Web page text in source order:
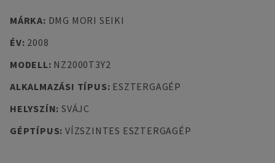
MÁRKA: DMG MORI SEIKI
ÉV: 2008
MODELL: NZ2000T3Y2
ALKALMAZÁSI TÍPUS: ESZTERGAGÉP
HELYSZÍN: SVÁJC
GÉPTÍPUS: VÍZSZINTES ESZTERGAGÉP